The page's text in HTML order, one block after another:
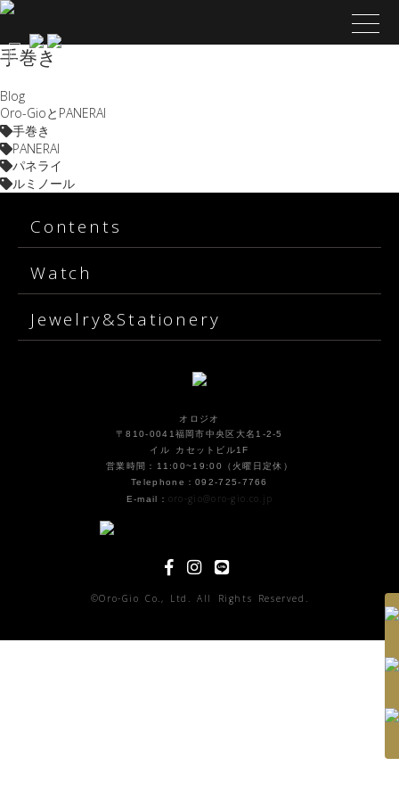
手巻き
Blog
Oro-GioとPANERAI
手巻き
PANERAI
パネライ
ルミノール
Contents
Watch
Jewelry&Stationery
オロジオ
〒810-0041福岡市中央区大名1-2-5
イル カセットビル1F
営業時間：11:00~19:00（火曜日定休）
Telephone：092-725-7766
E-mail： oro-gio@oro-gio.co.jp
©Oro-Gio Co., Ltd. All Rights Reserved.